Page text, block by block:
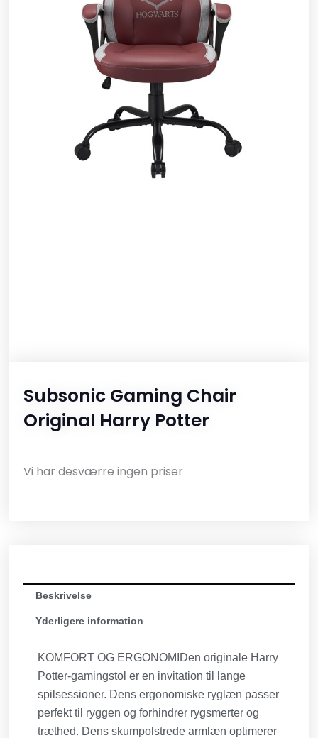
Subsonic Gaming Chair
Original Harry Potter
Vi har desværre ingen priser
Beskrivelse
Yderligere information
KOMFORT OG ERGONOMIDen originale Harry
Potter-gamingstol er en invitation til lange
spilsessioner. Dens ergonomiske ryglæn passer
perfekt til ryggen og forhindrer rygsmerter og
træthed. Dens skumpolstrede armlæn optimerer